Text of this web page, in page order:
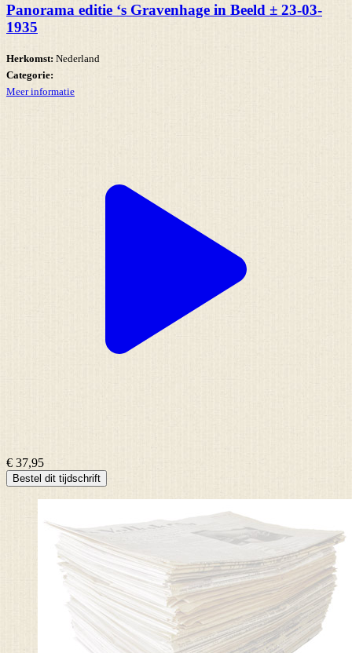
Panorama editie ‘s Gravenhage in Beeld ± 23-03-
1935
Herkomst: Nederland
Categorie:
Meer informatie
€ 37,95
Bestel dit tijdschrift